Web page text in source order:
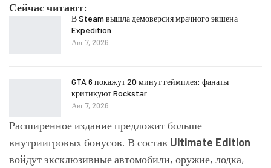
Сейчас читают:
В Steam вышла демоверсия мрачного экшена
Expedition
Авг 7, 2026
GTA 6 покажут 20 минут геймплея: фанаты
критикуют Rockstar
Авг 7, 2026
Расширенное издание предложит больше
внутриигровых бонусов. В состав Ultimate Edition
войдут эксклюзивные автомобили, оружие, лодка,